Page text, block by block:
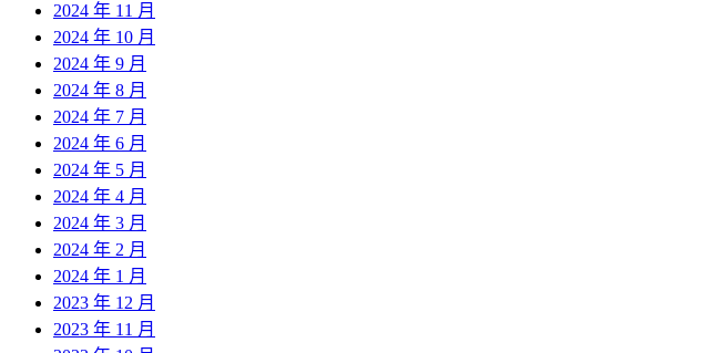
2024 年 11 月
2024 年 10 月
2024 年 9 月
2024 年 8 月
2024 年 7 月
2024 年 6 月
2024 年 5 月
2024 年 4 月
2024 年 3 月
2024 年 2 月
2024 年 1 月
2023 年 12 月
2023 年 11 月